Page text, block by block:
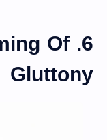
Of
Gluttony